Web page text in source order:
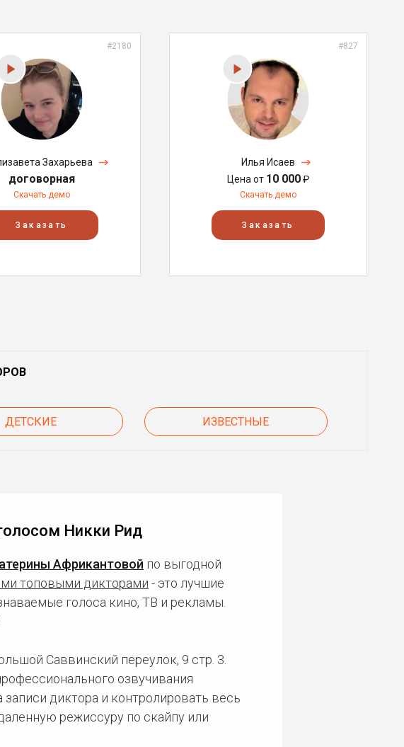
#2180
Захарьева
договорная
Скачать демо
Заказать
#827
Илья Исаев
Цена от 10 000₽
Скачать демо
Заказать
ДЕТСКИЕ ИЗВЕСТНЫЕ
Никки Рид
Африкантовой по выгодной
топовыми дикторами - это лучшие
голоса кино, ТВ и рекламы.
Саввинский переулок, 9 стр. 3.
озвучивания
диктора и контролировать весь
режиссуру по скайпу или